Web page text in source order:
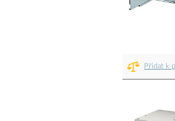
Přidat k